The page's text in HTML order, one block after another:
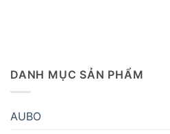
DANH MỤC SẢN PHẨM
AUBO